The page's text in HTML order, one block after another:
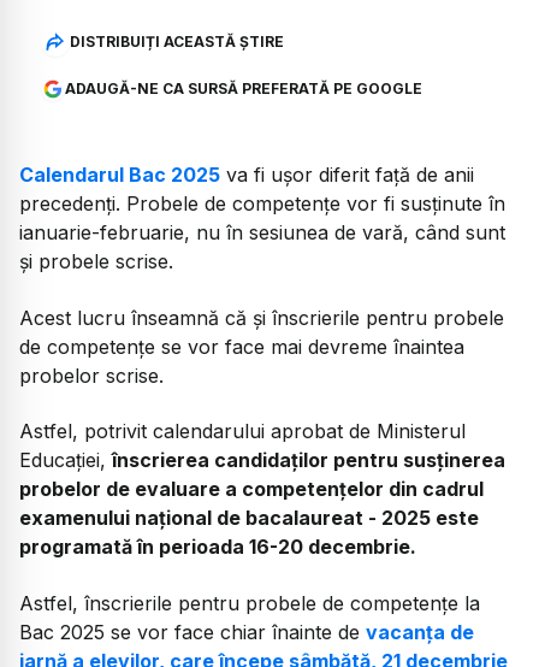
DISTRIBUIȚI ACEASTĂ ȘTIRE
ADAUGĂ-NE CA SURSĂ PREFERATĂ PE GOOGLE
Calendarul Bac 2025 va fi ușor diferit față de anii
precedenți. Probele de competențe vor fi susținute în
ianuarie-februarie, nu în sesiunea de vară, când sunt
și probele scrise.
Acest lucru înseamnă că și înscrierile pentru probele
de competențe se vor face mai devreme înaintea
probelor scrise.
Astfel, potrivit calendarului aprobat de Ministerul
Educației,înscrierea candidaţilor pentru susţinerea
probelor de evaluare a competenţelor din cadrul
examenului naţional de bacalaureat - 2025 este
programată în perioada 16-20 decembrie.
Astfel, înscrierile pentru probele de competențe la
Bac 2025 se vor face chiar înainte de vacanța de
iarnă a elevilor, care începe sâmbătă, 21 decembrie